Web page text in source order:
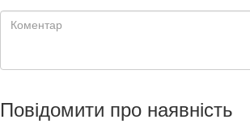
Повідомити про наявність